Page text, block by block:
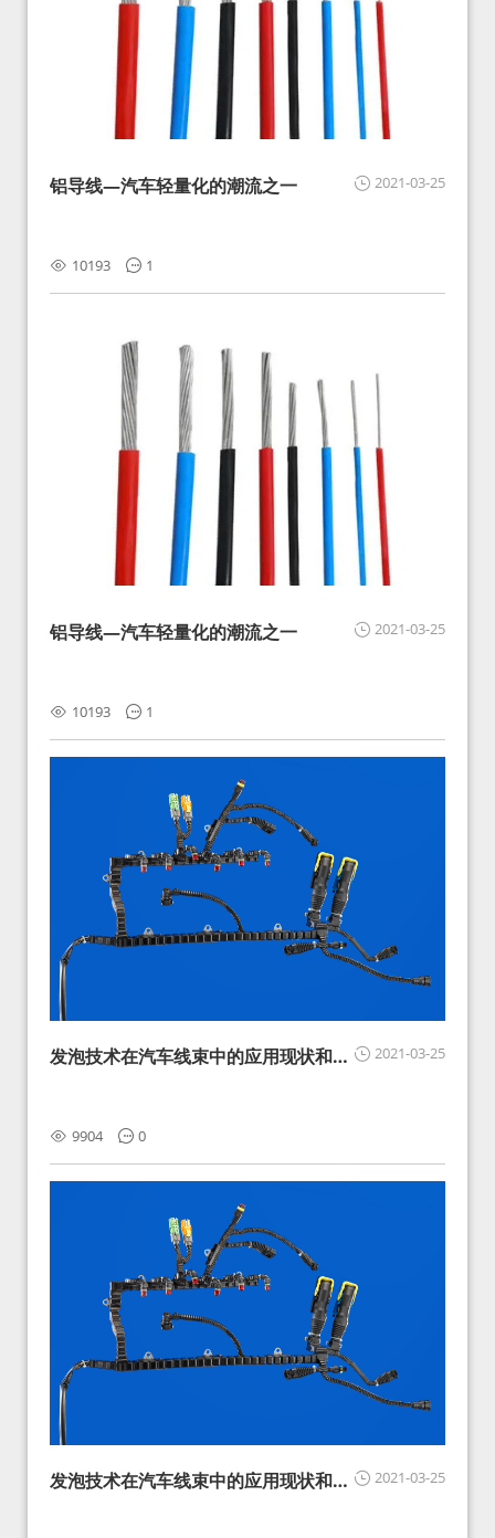
2021-03-25
铝导线—汽车轻量化的潮流之一
10193 1
2021-03-25
铝导线—汽车轻量化的潮流之一
10193 1
2021-03-25
发泡技术在汽车线束中的应用现状和展
9904 0
2021-03-25
发泡技术在汽车线束中的应用现状和展